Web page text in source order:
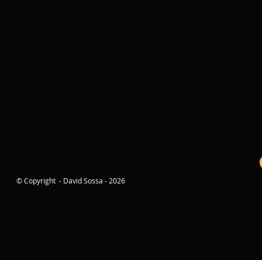
© Copyright - David Sossa - 2026